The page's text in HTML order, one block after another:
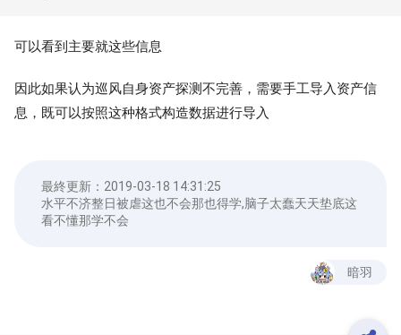
可以看到主要就这些信息
因此如果认为巡风自身资产探测不完善，需要手工导入资产信
息，既可以按照这种格式构造数据进行导入
最終更新： 2019-03-18 14:31:25
水平不济整日被虐这也不会那也得学,脑子太蠢天天垫底这
看不懂那学不会
暗羽